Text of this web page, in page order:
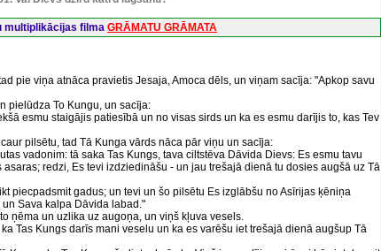
multiplikācijas filma GRĀMATU GRĀMATA
pie viņa atnāca pravietis Jesaja, Amoca dēls, un viņam sacīja: "Apkop savu
pielūdza To Kungu, un sacīja:
esmu staigājis patiesībā un no visas sirds un ka es esmu darījis to, kas Tev
pilsētu, tad Tā Kunga vārds nāca pār viņu un sacīja:
vadonim: tā saka Tas Kungs, tava ciltstēva Dāvida Dievs: Es esmu tavu
redzi, Es tevi izdziedināšu - un jau trešajā dienā tu dosies augšā uz Tā
piecpadsmit gadus; un tevi un šo pilsētu Es izglābšu no Asīrijas ķēniņa
Sava kalpa Dāvida labad."
ņēma un uzlika uz augoņa, un viņš kļuva vesels.
Tas Kungs darīs mani veselu un ka es varēšu iet trešajā dienā augšup Tā